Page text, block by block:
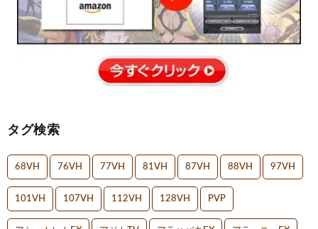
タグ検索
68VH 76VH 77VH 81VH 87VH 88VH 97VH
101VH 107VH 112VH 128VH PVP